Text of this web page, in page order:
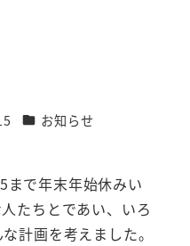
カテゴリー
お知らせ
で年末年始休みい
たちとであい、いろ
計画を考えました。